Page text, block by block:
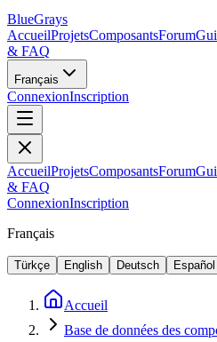
BlueGrays
AccueilProjetsComposantsForum
& FAQ
Français
ConnexionInscription
AccueilProjetsComposantsForum
& FAQ
ConnexionInscription
Français
Türkçe English Deutsch Español
Accueil
Base de données des